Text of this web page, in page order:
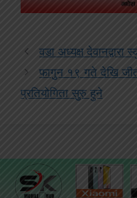
वडा अध्यक्ष देवानद्वारा
फागुुन १९ गते देखि
प्रतियोगिता सुुरु हुने